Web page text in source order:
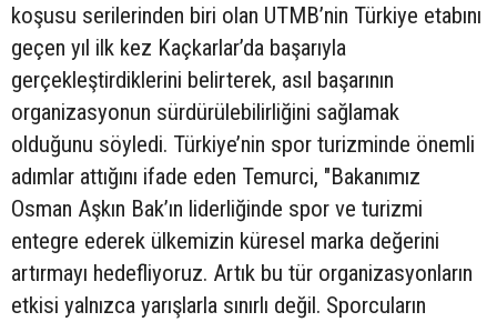
koşusu serilerinden biri olan UTMB’nin Türkiye etabını
geçen yıl ilk kez Kaçkarlar’da başarıyla
gerçekleştirdiklerini belirterek, asıl başarının
organizasyonun sürdürülebilirliğini sağlamak
olduğunu söyledi. Türkiye’nin spor turizminde önemli
adımlar attığını ifade eden Temurci, "Bakanımız
Osman Aşkın Bak’ın liderliğinde spor ve turizmi
entegre ederek ülkemizin küresel marka değerini
artırmayı hedefliyoruz. Artık bu tür organizasyonların
etkisi yalnızca yarışlarla sınırlı değil. Sporcuların